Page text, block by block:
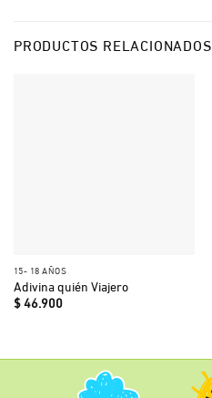
PRODUCTOS RELACIONADOS
15- 18 AÑOS
Adivina quién Viajero
$46.900